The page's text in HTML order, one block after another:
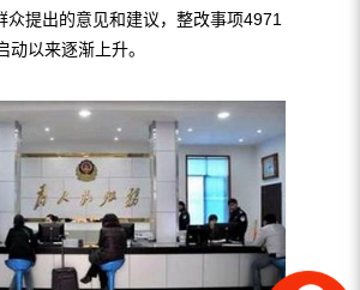
众提出的意见和建议，整改事项4971
动以来逐渐上升。